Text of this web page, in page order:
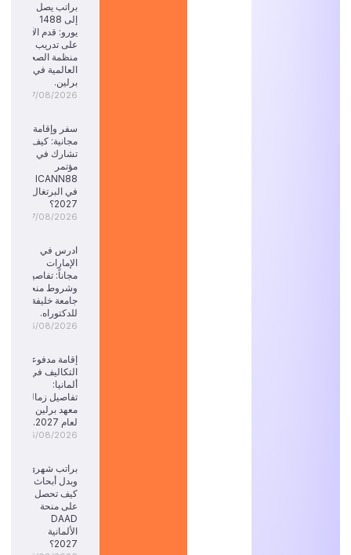
براتب يصل
إلى 1488
يورو: قدم الآن
على تدريب
منظمة الصحة
العالمية في
برلين.
07/08/2026
سفر وإقامة
مجانية: كيف
تشارك في
مؤتمر
ICANN88
في البرتغال
2027؟
07/08/2026
ادرس في
الإمارات
مجاناً: تفاصيل
وشروط منحة
جامعة خليفة
للدكتوراه.
06/08/2026
إقامة مدفوعة
التكاليف في
ألمانيا:
تفاصيل زمالة
معهد برلين
لعام 2027.
06/08/2026
براتب شهري
وبدل أبحاث:
كيف تحصل
على منحة
DAAD
الألمانية
2027؟